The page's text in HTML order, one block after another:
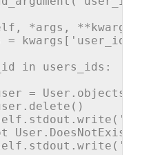
*args, **kwargs
= kwargs[
'user_id'
in users_ids:
=
User.DoesNotExist: